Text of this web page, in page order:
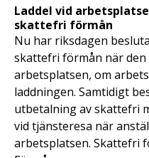
Laddel vid
skattefri förmån
Nu har riksdagen
skattefri förmån när den
arbetsplatsen, om
laddningen. Samtidigt
utbetalning av skattefri
vid tjänsteresa när
arbetsplatsen. Skattefri